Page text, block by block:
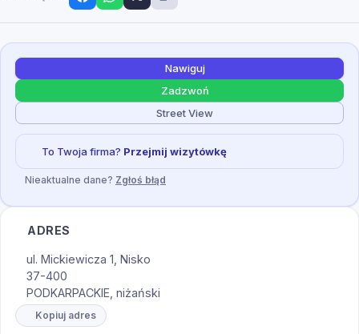
Nawiguj
Zadzwoń
Street View
To Twoja firma? Przejmij wizytówkę
Nieaktualne dane? Zgłoś błąd
ADRES
ul. Mickiewicza 1, Nisko
37-400
PODKARPACKIE, niżański
Kopiuj adres